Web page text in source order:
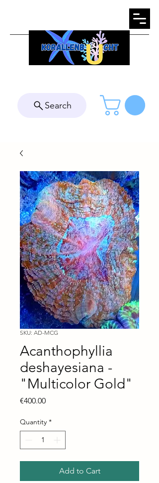
Search
SKU: AD-MCG
Acanthophyllia
deshayesiana -
"Multicolor Gold"
€400.00Price
Quantity *
Add to Cart